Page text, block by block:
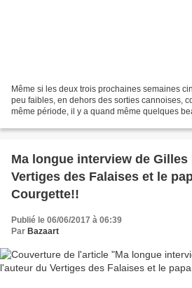
Même si les deux trois prochaines semaines
peu faibles, en dehors des sorties cannoises,
même période, il y a quand même quelques
Ma longue interview de Gilles
Vertiges des Falaises et le
Courgette!!
Publié le 06/06/2017 à 06:39
Par Bazaart